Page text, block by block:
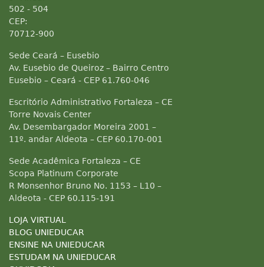
502 - 504
CEP:
70712-900
Sede Ceará – Eusebio
Av. Eusebio de Queiroz – Bairro Centro
Eusebio – Ceará - CEP 61.760-046
Escritório Administrativo Fortaleza – CE
Torre Novais Center
Av. Desembargador Moreira 2001 –
11º. andar Aldeota – CEP 60.170-001
Sede Acadêmica Fortaleza – CE
Scopa Platinum Corporate
R Monsenhor Bruno No. 1153 – L10 –
Aldeota - CEP 60.115-191
LOJA VIRTUAL
BLOG UNIEDUCAR
ENSINE NA UNIEDUCAR
ESTUDAM NA UNIEDUCAR